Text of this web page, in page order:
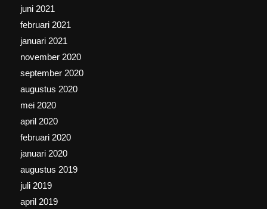
juni 2021
februari 2021
januari 2021
november 2020
september 2020
augustus 2020
mei 2020
april 2020
februari 2020
januari 2020
augustus 2019
juli 2019
april 2019